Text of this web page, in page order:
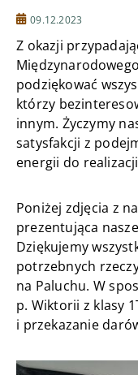
09.12.2023
Z okazji
podziękować
którzy
innym. Życzymy
satysfakcji z
energii do
Poniżej zdjęcia z
prezentująca
Dziękujemy
potrzebnych
na Paluchu. W
p. Wiktorii z klasy
i przekazanie